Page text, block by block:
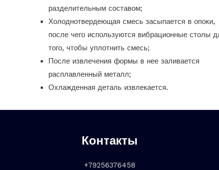
разделительным составом;
Холоднотвердеющая смесь засыпается в опоки,
после чего используются вибрационные столы
того, чтобы уплотнить смесь;
После извлечения формы в нее заливается
расплавленный металл;
Охлажденная деталь извлекается.
Контакты
+79256376458